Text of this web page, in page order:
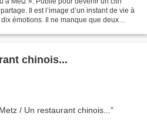
Il est l’image d’un instant de vie à
émotions. Il ne manque que deux
chinois...